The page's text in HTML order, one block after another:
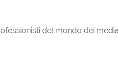
del mondo dei